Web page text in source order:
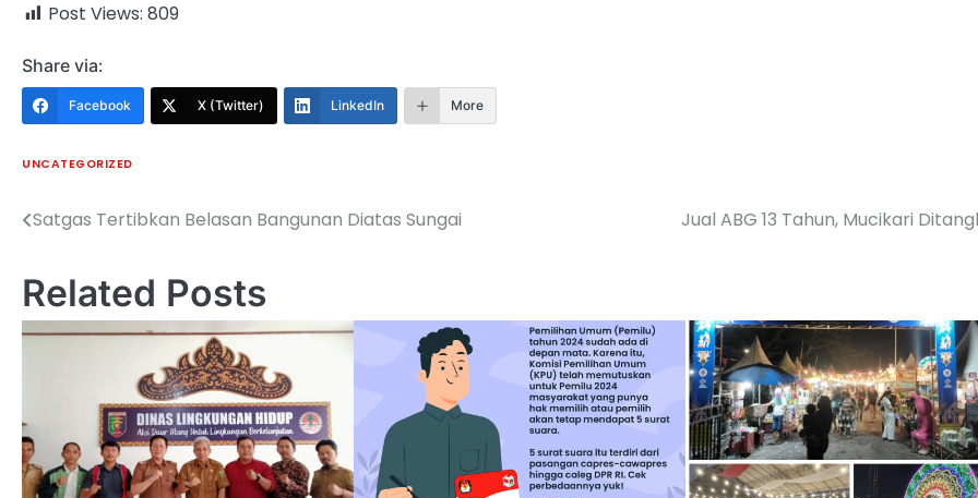
Post Views: 809
Share via:
Facebook X (Twitter) LinkedIn More
UNCATEGORIZED
Navigasi
Satgas Tertibkan Belasan Bangunan Diatas Sungai Jual ABG 13 Tahun, Mucikari
Related Posts